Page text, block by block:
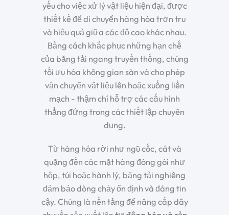
yếu cho việc xử lý vật liệu hiện đại, được
thiết kế để di chuyển hàng hóa trơn tru
và hiệu quả giữa các độ cao khác nhau.
Bằng cách khắc phục những hạn chế
của băng tải ngang truyền thống, chúng
tối ưu hóa không gian sàn và cho phép
vận chuyển vật liệu lên hoặc xuống liền
mạch - thậm chí hỗ trợ các cấu hình
thẳng đứng trong các thiết lập chuyên
dụng.
Từ hàng hóa rời như ngũ cốc, cát và
quặng đến các mặt hàng đóng gói như
hộp, túi hoặc hành lý, băng tải nghiêng
đảm bảo dòng chảy ổn định và đáng tin
cậy. Chúng là nền tảng để nâng cấp dây